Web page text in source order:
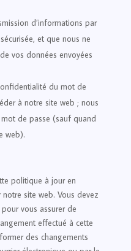
d’informations par
et que nous ne
vos données envoyées
du mot de
à notre site web ; nous
de passe (sauf quand
web).
politique à jour en
site web. Vous devez
vous assurer de
effectué à cette
des changements